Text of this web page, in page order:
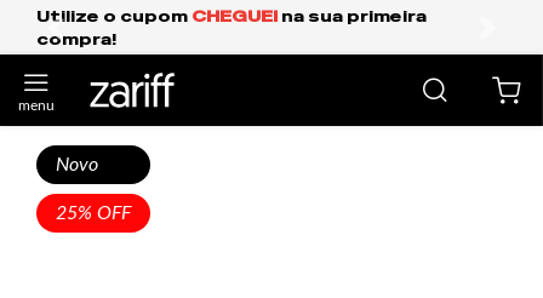
Frete Grátis Expresso para o Sul e São Paulo.
anterior
Novo
25% OFF